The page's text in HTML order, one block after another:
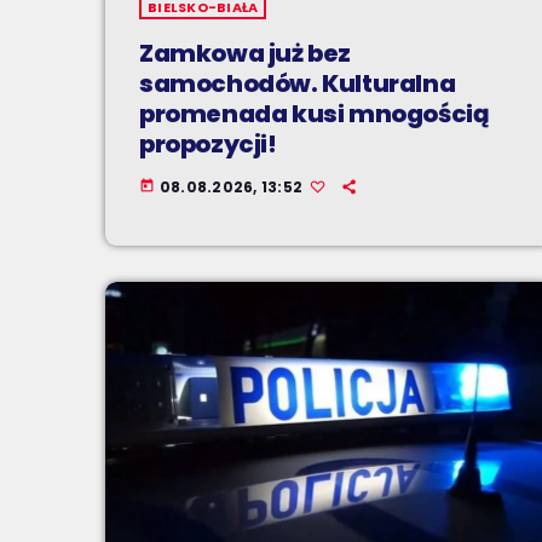
BIELSKO-BIAŁA
Zamkowa już bez
samochodów. Kulturalna
promenada kusi mnogością
propozycji!
today 08.08.2026, 13:52